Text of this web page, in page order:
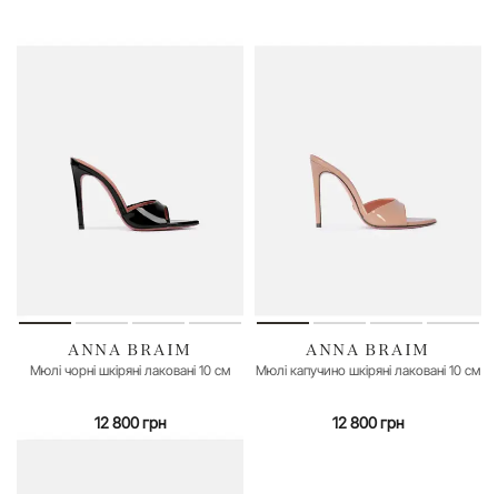
35 36 39 40
ANNA BRAIM
Мюлі чорні шкіряні лаковані 10 см
12 800 грн
ANNA BRAIM
Мюлі капучино шкіряні лаковані 10 см
12 800 грн